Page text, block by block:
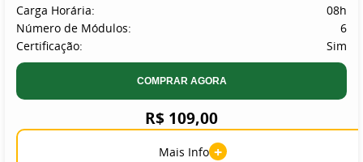
Carga Horária:
08h
Número de Módulos:
6
Certificação:
Sim
COMPRAR AGORA
R$ 109,00
Mais Info +